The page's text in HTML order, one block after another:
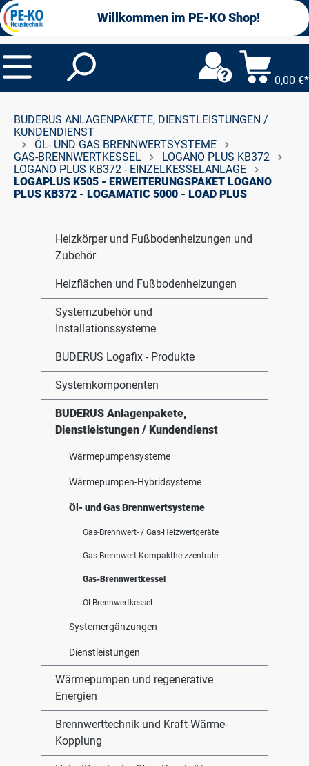
springen Willkommen im PE-KO Shop!
0,00 €*
BUDERUS ANLAGENPAKETE, DIENSTLEISTUNGEN /
KUNDENDIENST
ÖL- UND GAS BRENNWERTSYSTEME
GAS-BRENNWERTKESSEL
LOGANO PLUS KB372
LOGANO PLUS KB372 - EINZELKESSELANLAGE
LOGAPLUS K505 - ERWEITERUNGSPAKET LOGANO
PLUS KB372 - LOGAMATIC 5000 - LOAD PLUS
Heizkörper und Fußbodenheizungen und
Zubehör
Heizflächen und Fußbodenheizungen
Systemzubehör und
Installationssysteme
BUDERUS Logafix - Produkte
Systemkomponenten
BUDERUS Anlagenpakete,
Dienstleistungen / Kundendienst
Wärmepumpensysteme
Wärmepumpen-Hybridsysteme
Öl- und Gas Brennwertsysteme
Gas-Brennwert- / Gas-Heizwertgeräte
Gas-Brennwert-Kompaktheizzentrale
Gas-Brennwertkessel
Öl-Brennwertkessel
Systemergänzungen
Dienstleistungen
Wärmepumpen und regenerative
Energien
Brennwerttechnik und Kraft-Wärme-
Kopplung